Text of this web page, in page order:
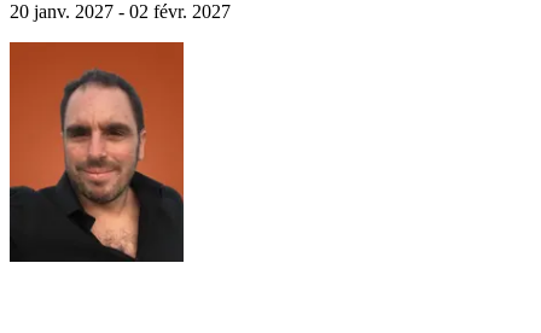
20 janv. 2027 - 02 févr. 2027